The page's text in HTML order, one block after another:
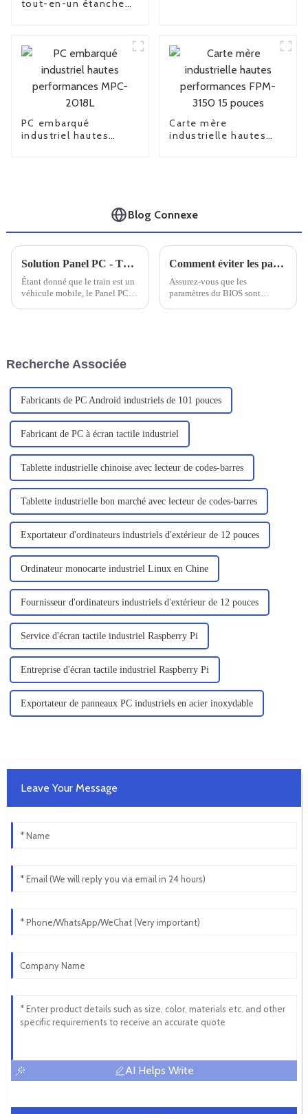
tout-en-un étanche
PC embarqué
industriel hautes
Carte mère
industrielle hautes
Blog Connexe
Solution Panel PC - TPC-2101
Étant donné que le train est un
véhicule mobile, le Panel PC
Comment éviter les pannes informatiques
Assurez-vous que les
paramètres du BIOS sont
Recherche Associée
Fabricants de PC Android industriels de 101 pouces
Fabricant de PC à écran tactile industriel
Tablette industrielle chinoise avec lecteur de codes-barres
Tablette industrielle bon marché avec lecteur de codes-barres
Exportateur d'ordinateurs industriels d'extérieur de 12 pouces
Ordinateur monocarte industriel Linux en Chine
Fournisseur d'ordinateurs industriels d'extérieur de 12 pouces
Service d'écran tactile industriel Raspberry Pi
Entreprise d'écran tactile industriel Raspberry Pi
Exportateur de panneaux PC industriels en acier inoxydable
Leave Your Message
AI Helps Write